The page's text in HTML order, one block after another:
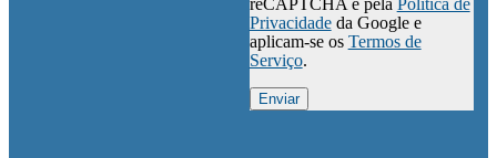
reCAPTCHA e pela Política de
Privacidadeda Google e
aplicam-se os Termos de
Serviço.